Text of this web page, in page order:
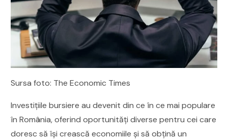
Sursa foto: The Economic Times
Investițiile bursiere au devenit din ce în ce mai populare
în România, oferind oportunități diverse pentru cei care
doresc să își crească economiile și să obțină un